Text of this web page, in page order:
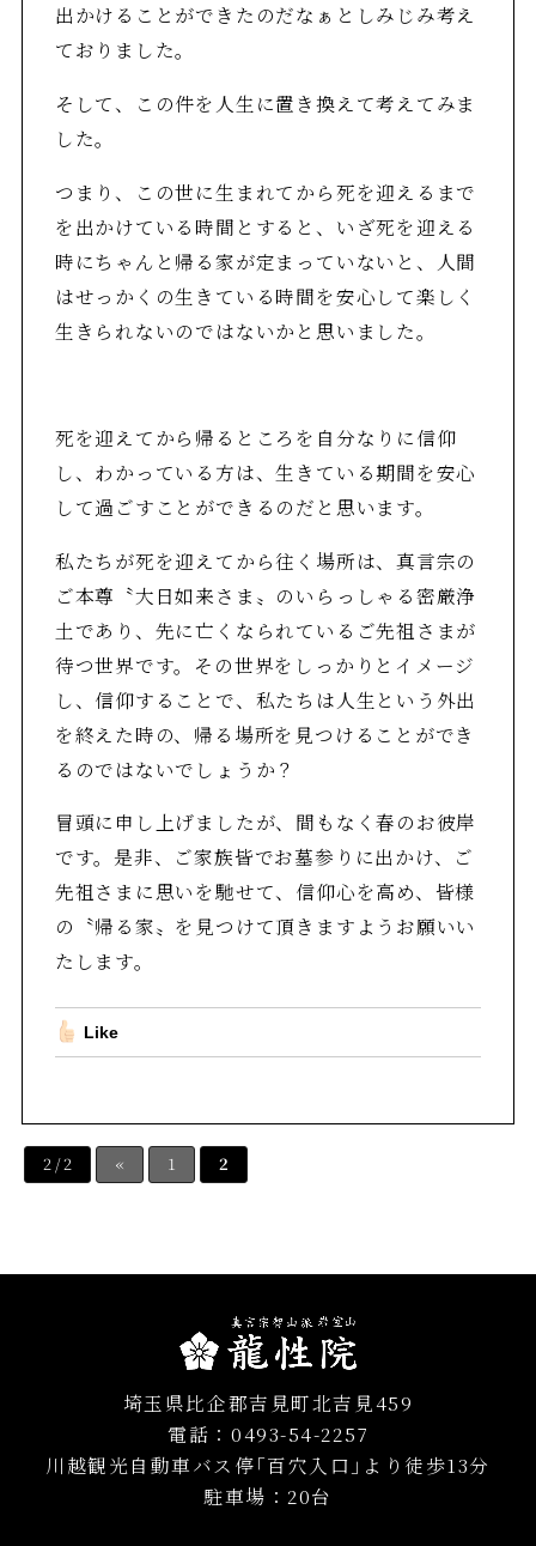
出かけることができたのだなぁとしみじみ考え
ておりました。
そして、この件を人生に置き換えて考えてみま
した。
つまり、この世に生まれてから死を迎えるまで
を出かけている時間とすると、いざ死を迎える
時にちゃんと帰る家が定まっていないと、人間
はせっかくの生きている時間を安心して楽しく
生きられないのではないかと思いました。
死を迎えてから帰るところを自分なりに信仰
し、わかっている方は、生きている期間を安心
して過ごすことができるのだと思います。
私たちが死を迎えてから往く場所は、真言宗の
ご本尊〝大日如来さま〟のいらっしゃる密厳浄
土であり、先に亡くなられているご先祖さまが
待つ世界です。その世界をしっかりとイメージ
し、信仰することで、私たちは人生という外出
を終えた時の、帰る場所を見つけることができ
るのではないでしょうか？
冒頭に申し上げましたが、間もなく春のお彼岸
です。是非、ご家族皆でお墓参りに出かけ、ご
先祖さまに思いを馳せて、信仰心を高め、皆様
の〝帰る家〟を見つけて頂きますようお願いい
たします。
Like
2 / 2 « 1 2
埼玉県比企郡吉見町北吉見459
電話：0493-54-2257
川越観光自動車バス停｢百穴入口｣より徒歩13分
駐車場：20台